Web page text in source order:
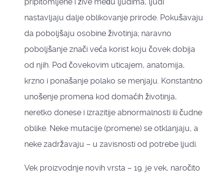
nastavljaju dalje oblikovanje prirode. Pokušavaju
da poboljšaju osobine životinja; naravno
poboljšanje znači veća korist koju čovek dobija
od njih. Pod čovekovim uticajem, anatomija,
krzno i ponašanje polako se menjaju. Konstantno
unošenje promena kod domaćih životinja,
neretko donese i izrazitije abnormalnosti ili čudne
oblike. Neke mutacije (promene) se otklanjaju, a
neke zadržavaju – u zavisnosti od potrebe ljudi.
Vek proizvodnje novih vrsta – 19. je vek, naročito